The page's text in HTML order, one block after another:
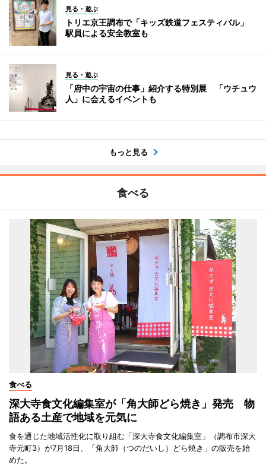
見る・遊ぶ
トリエ京王調布で「キッズ鉄道フェスティバル」
駅員による安全教室も
見る・遊ぶ
「府中の宇宙の仕事」紹介する特別展 「ウチュウ
人」に会えるイベントも
もっと見る
食べる
食べる
深大寺食文化編集室が「角大師どら焼き」発売 物
語ある土産で地域を元気に
食を通じた地域活性化に取り組む「深大寺食文化編集室」（調布市深大
寺元町3）が7月18日、「角大師（つのだいし）どら焼き」の販売を始
めた。